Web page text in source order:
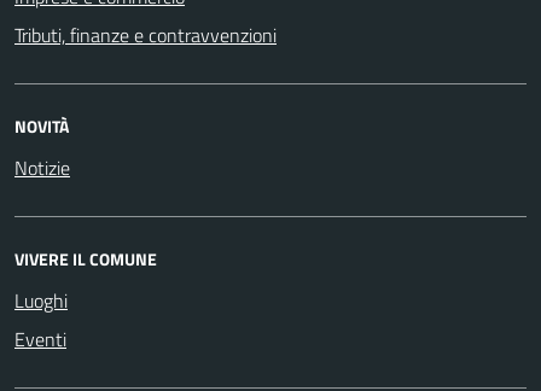
Tributi, finanze e contravvenzioni
NOVITÀ
Notizie
VIVERE IL COMUNE
Luoghi
Eventi